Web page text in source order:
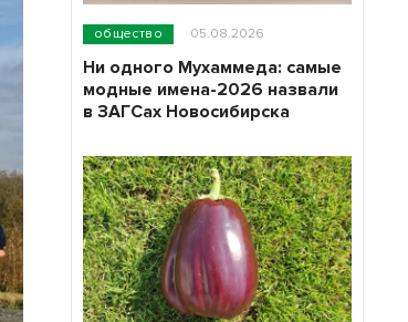
общество 05.08.2026
Ни одного Мухаммеда: самые
модные имена-2026 назвали
в ЗАГСах Новосибирска